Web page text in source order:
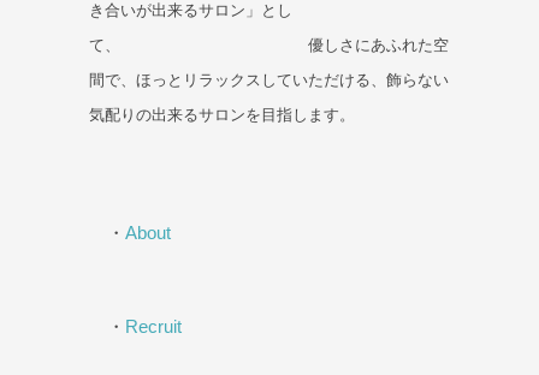
き合いが出来るサロン」とし
て、 優しさにあふれた空
間で、ほっとリラックスしていただける、飾らない
気配りの出来るサロンを目指します。
・ About
・ Recruit